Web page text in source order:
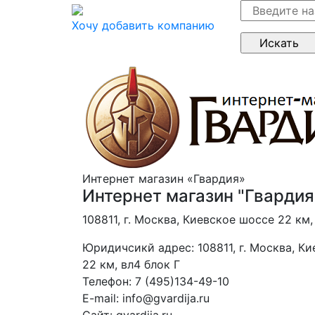
Хочу добавить компанию
Интернет магазин «Гвардия»
Интернет магазин
108811, г. Москва, Киевское шоссе 22
Юридичсикй адрес: 108811, г. Москва,
22 км, вл4 блок Г
Телефон: 7 (495)134-49-10
E-mail: info@gvardija.ru